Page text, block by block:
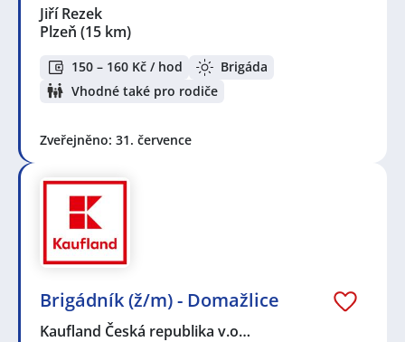
Jiří Rezek
Plzeň (15 km)
150 – 160 Kč / hod
Brigáda
Vhodné také pro rodiče
Zveřejněno: 31. července
Brigádník (ž/m) - Domažlice
Kaufland Česká republika v.o…